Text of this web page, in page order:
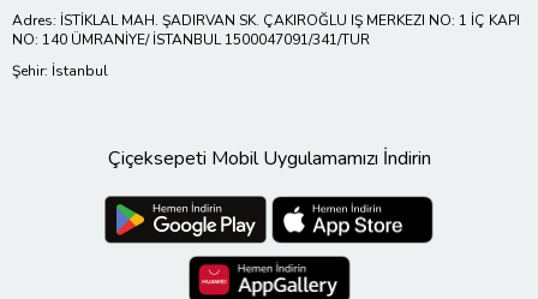
Adres: İSTİKLAL MAH. ŞADIRVAN SK. ÇAKIROĞLU IŞ MERKEZI NO: 1 İÇ KAPI
NO: 140 ÜMRANİYE/ İSTANBUL 1500047091/341/TUR
Şehir: İstanbul
Çiçeksepeti Mobil Uygulamamızı İndirin